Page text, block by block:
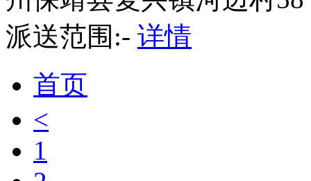
派送范围:- 详情
首页
<
1